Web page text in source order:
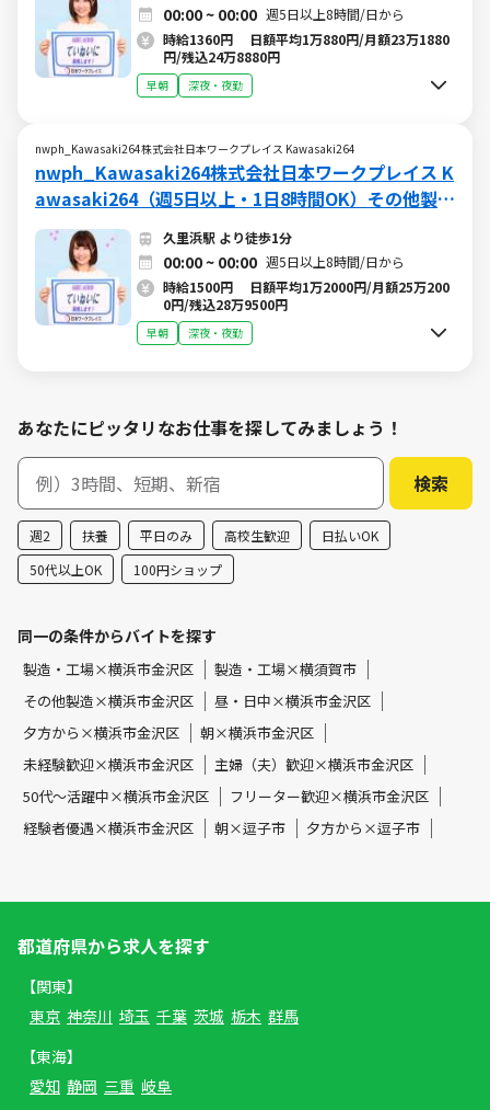
00:00 ~ 00:00 週5日以上8時間/日から
時給1360円 日額平均1万880円/月額23万1880
円/残込24万8880円
早朝 深夜・夜勤
nwph_Kawasaki264株式会社日本ワークプレイス Kawasaki264
nwph_Kawasaki264株式会社日本ワークプレイス K
awasaki264（週5日以上・1日8時間OK）その他製造
のバイト・アルバイト求人情報 (W015681587)
久里浜駅 より徒歩1分
00:00 ~ 00:00 週5日以上8時間/日から
時給1500円 日額平均1万2000円/月額25万200
0円/残込28万9500円
早朝 深夜・夜勤
あなたにピッタリなお仕事を探してみましょう！
週2 扶養 平日のみ 高校生歓迎
日払いOK
50代以上OK
100円ショップ
同一の条件からバイトを探す
製造・工場×横浜市金沢区
製造・工場×横須賀市
その他製造×横浜市金沢区
昼・日中×横浜市金沢区
夕方から×横浜市金沢区
朝×横浜市金沢区
未経験歓迎×横浜市金沢区
主婦（夫）歓迎×横浜市金沢区
50代～活躍中×横浜市金沢区
フリーター歓迎×横浜市金沢区
経験者優遇×横浜市金沢区
朝×逗子市 夕方から×逗子市
都道府県から求人を探す
【関東】
東京 神奈川 埼玉 千葉 茨城 栃木 群馬
【東海】
愛知 静岡 三重 岐阜